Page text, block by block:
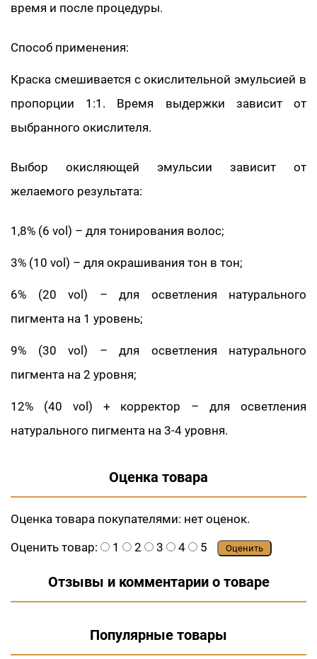
время и после процедуры.
Способ применения:
Краска смешивается с окислительной эмульсией в
пропорции 1:1. Время выдержки зависит от
выбранного окислителя.
Выбор окисляющей эмульсии зависит от
желаемого результата:
1,8% (6 vol) – для тонирования волос;
3% (10 vol) – для окрашивания тон в тон;
6% (20 vol) – для осветления натурального
пигмента на 1 уровень;
9% (30 vol) – для осветления натурального
пигмента на 2 уровня;
12% (40 vol) + корректор – для осветления
натурального пигмента на 3-4 уровня.
Оценка товара
Оценка товара покупателями: нет оценок.
Оценить товар:
1 2 3 4 5 Оценить
Отзывы и комментарии о товаре
Популярные товары